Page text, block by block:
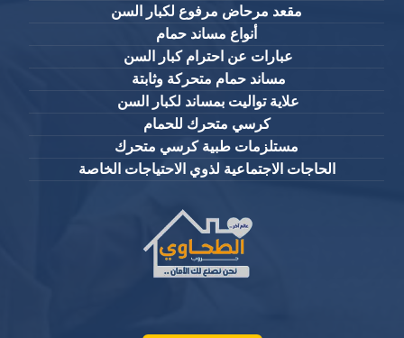
مقعد مرحاض مرفوع لكبار السن
أنواع مساند حمام
عبارات عن احترام كبار السن
مساند حمام متحركة وثابتة
علاية تواليت بمساند لكبار السن
كرسي متحرك للحمام
مستلزمات طبية كرسي متحرك
الحاجات الاجتماعية لذوي الاحتياجات الخاصة